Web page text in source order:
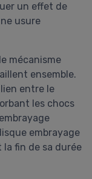
un effet de
usure
mécanisme
ensemble.
entre le
les chocs
embrayage
fin de sa durée